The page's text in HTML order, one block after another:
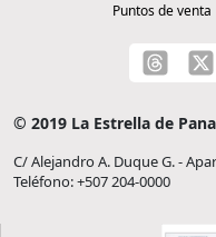
Puntos de venta
© 2019 La Estrella de
C/ Alejandro A. Duque G. -
Teléfono: +507 204-0000